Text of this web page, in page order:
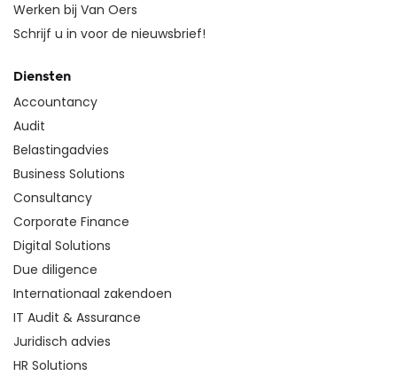
Werken bij Van Oers
Schrijf u in voor de nieuwsbrief!
Diensten
Accountancy
Audit
Belastingadvies
Business Solutions
Consultancy
Corporate Finance
Digital Solutions
Due diligence
Internationaal zakendoen
IT Audit & Assurance
Juridisch advies
HR Solutions